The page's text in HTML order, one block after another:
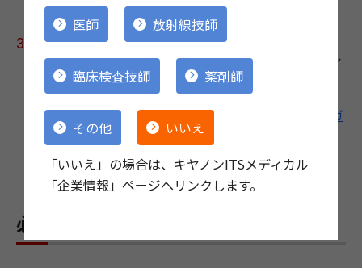
オンラインデモ・打合せ実施
当日、お約束の時間になりましたら、オンライ
ンデモ・打合せにご参加ください。
当日の接続手順等は、こちらの【
Teams利用ガ
イド
】をご覧ください。
必要な環境・ご利用条件
医師 放射線技師
臨床検査技師 薬剤師
その他
いいえ
「いいえ」の場合は、キヤノンITSメディカル
「企業情報」ページへリンクします。